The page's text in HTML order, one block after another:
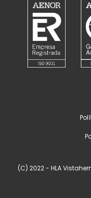
(C) 2022 - HLA